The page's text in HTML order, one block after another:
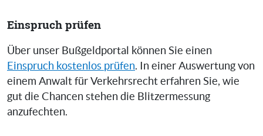
Einspruch prüfen
Über unser Bußgeldportal können Sie einen
Einspruch kostenlos prüfen. In einer Auswertung von
einem Anwalt für Verkehrsrecht erfahren Sie, wie
gut die Chancen stehen die Blitzermessung
anzufechten.